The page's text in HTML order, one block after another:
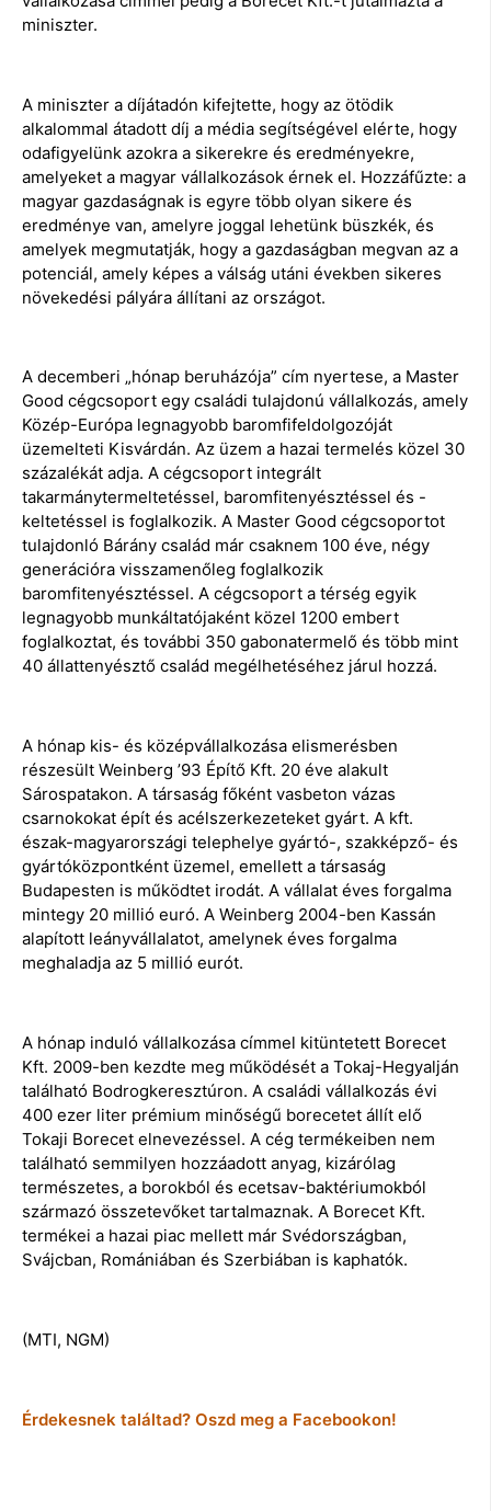
miniszter.
A miniszter a díjátadón kifejtette, hogy az ötödik
alkalommal átadott díj a média segítségével elérte, hogy
odafigyelünk azokra a sikerekre és eredményekre,
amelyeket a magyar vállalkozások érnek el. Hozzáfűzte: a
magyar gazdaságnak is egyre több olyan sikere és
eredménye van, amelyre joggal lehetünk büszkék, és
amelyek megmutatják, hogy a gazdaságban megvan az a
potenciál, amely képes a válság utáni években sikeres
növekedési pályára állítani az országot.
A decemberi „hónap beruházója” cím nyertese, a Master
Good cégcsoport egy családi tulajdonú vállalkozás, amely
Közép-Európa legnagyobb baromfifeldolgozóját
üzemelteti Kisvárdán. Az üzem a hazai termelés közel 30
százalékát adja. A cégcsoport integrált
takarmánytermeltetéssel, baromfitenyésztéssel és -
keltetéssel is foglalkozik. A Master Good cégcsoportot
tulajdonló Bárány család már csaknem 100 éve, négy
generációra visszamenőleg foglalkozik
baromfitenyésztéssel. A cégcsoport a térség egyik
legnagyobb munkáltatójaként közel 1200 embert
foglalkoztat, és további 350 gabonatermelő és több mint
40 állattenyésztő család megélhetéséhez járul hozzá.
A hónap kis- és középvállalkozása elismerésben
részesült Weinberg ’93 Építő Kft. 20 éve alakult
Sárospatakon. A társaság főként vasbeton vázas
csarnokokat épít és acélszerkezeteket gyárt. A kft.
észak-magyarországi telephelye gyártó-, szakképző- és
gyártóközpontként üzemel, emellett a társaság
Budapesten is működtet irodát. A vállalat éves forgalma
mintegy 20 millió euró. A Weinberg 2004-ben Kassán
alapított leányvállalatot, amelynek éves forgalma
meghaladja az 5 millió eurót.
A hónap induló vállalkozása címmel kitüntetett Borecet
Kft. 2009-ben kezdte meg működését a Tokaj-Hegyalján
található Bodrogkeresztúron. A családi vállalkozás évi
400 ezer liter prémium minőségű borecetet állít elő
Tokaji Borecet elnevezéssel. A cég termékeiben nem
található semmilyen hozzáadott anyag, kizárólag
természetes, a borokból és ecetsav-baktériumokból
származó összetevőket tartalmaznak. A Borecet Kft.
termékei a hazai piac mellett már Svédországban,
Svájcban, Romániában és Szerbiában is kaphatók.
(MTI, NGM)
Érdekesnek találtad? Oszd meg a Facebookon!